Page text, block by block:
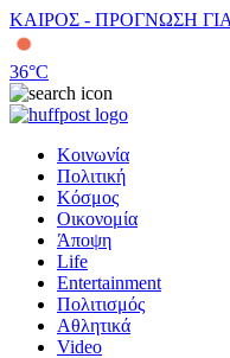
ΚΑΙΡΟΣ - ΠΡΟΓΝΩΣΗ
36°C
Κοινωνία
Πολιτική
Κόσμος
Οικονομία
Άποψη
Life
Entertainment
Πολιτισμός
Αθλητικά
Video